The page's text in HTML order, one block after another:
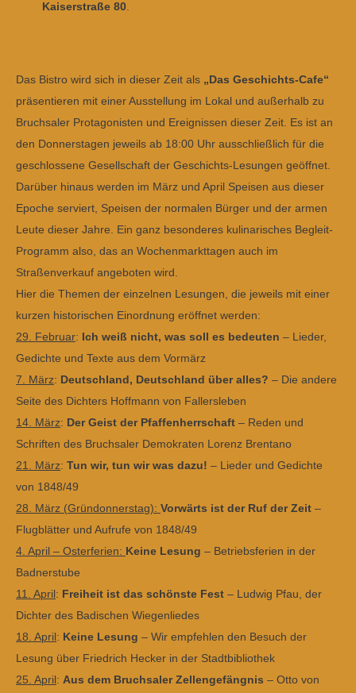
Kaiserstraße 80.
Das Bistro wird sich in dieser Zeit als „Das Geschichts-Cafe“
präsentieren mit einer Ausstellung im Lokal und außerhalb zu
Bruchsaler Protagonisten und Ereignissen dieser Zeit. Es ist an
den Donnerstagen jeweils ab 18:00 Uhr ausschließlich für die
geschlossene Gesellschaft der Geschichts-Lesungen geöffnet.
Darüber hinaus werden im März und April Speisen aus dieser
Epoche serviert, Speisen der normalen Bürger und der armen
Leute dieser Jahre. Ein ganz besonderes kulinarisches Begleit-
Programm also, das an Wochenmarkttagen auch im
Straßenverkauf angeboten wird.
Hier die Themen der einzelnen Lesungen, die jeweils mit einer
kurzen historischen Einordnung eröffnet werden:
29. Februar: Ich weiß nicht, was soll es bedeuten – Lieder,
Gedichte und Texte aus dem Vormärz
7. März: Deutschland, Deutschland über alles? – Die andere
Seite des Dichters Hoffmann von Fallersleben
14. März: Der Geist der Pfaffenherrschaft – Reden und
Schriften des Bruchsaler Demokraten Lorenz Brentano
21. März: Tun wir, tun wir was dazu! – Lieder und Gedichte
von 1848/49
28. März (Gründonnerstag): Vorwärts ist der Ruf der Zeit –
Flugblätter und Aufrufe von 1848/49
4. April – Osterferien: Keine Lesung – Betriebsferien in der
Badnerstube
11. April: Freiheit ist das schönste Fest – Ludwig Pfau, der
Dichter des Badischen Wiegenliedes
18. April: Keine Lesung – Wir empfehlen den Besuch der
Lesung über Friedrich Hecker in der Stadtbibliothek
25. April: Aus dem Bruchsaler Zellengefängnis – Otto von